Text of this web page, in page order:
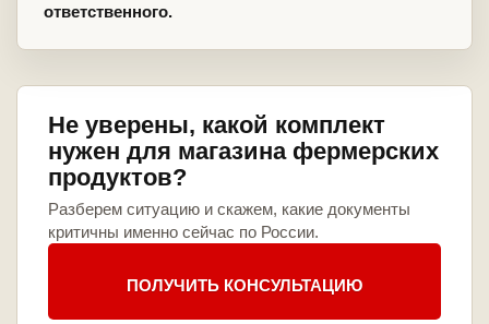
ответственного.
Не уверены, какой комплект
нужен для магазина фермерских
продуктов?
Разберем ситуацию и скажем, какие документы
критичны именно сейчас по России.
ПОЛУЧИТЬ КОНСУЛЬТАЦИЮ